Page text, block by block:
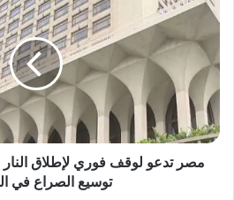
تدعو
فوري
لإطلاق
النار
في
غزة
والتهدئة
لتجنبمصر تدعو لوقف فوري لإطلاق النار
توسيع الصراع في